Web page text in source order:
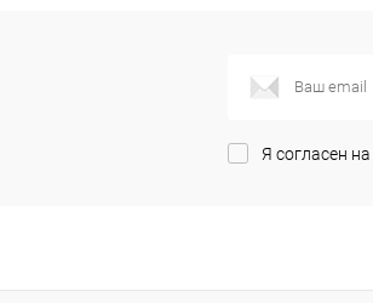
Я согласен на